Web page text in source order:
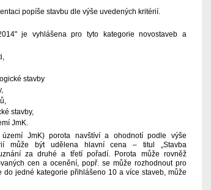
popíše stavbu dle výše uvedených kritérií.
je vyhlášena pro tyto kategorie novostaveb a
stavby
stavby,
JmK.
JmK) porota navštíví a ohodnotí podle výše
může být udělena hlavní cena – titul „Stavba
za druhé a třetí pořadí. Porota může rovněž
cen a ocenění, popř. se může rozhodnout pro
jedné kategorie přihlášeno 10 a více staveb, může